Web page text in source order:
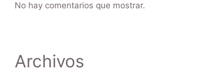
No hay comentarios que mostrar.
Archivos